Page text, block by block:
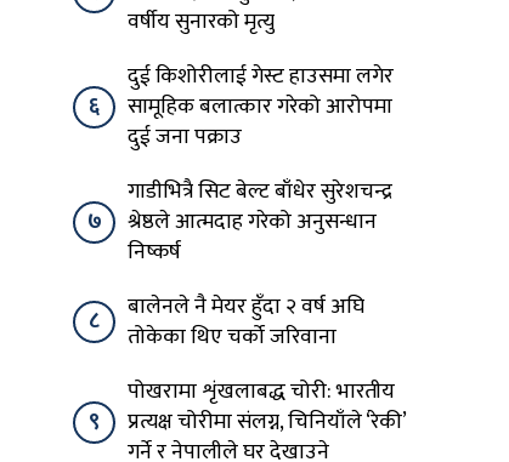
वर्षीय सुनारको मृत्यु
६
दुई किशोरीलाई गेस्ट हाउसमा लगेर
सामूहिक बलात्कार गरेको आरोपमा
दुई जना पक्राउ
७
गाडीभित्रै सिट बेल्ट बाँधेर सुरेशचन्द्र
श्रेष्ठले आत्मदाह गरेको अनुसन्धान
निष्कर्ष
८
बालेनले नै मेयर हुँदा २ वर्ष अघि
तोकेका थिए चर्को जरिवाना
९
पोखरामा शृंखलाबद्ध चोरी: भारतीय
प्रत्यक्ष चोरीमा संलग्न, चिनियाँले ‘रेकी’
गर्ने र नेपालीले घर देखाउने